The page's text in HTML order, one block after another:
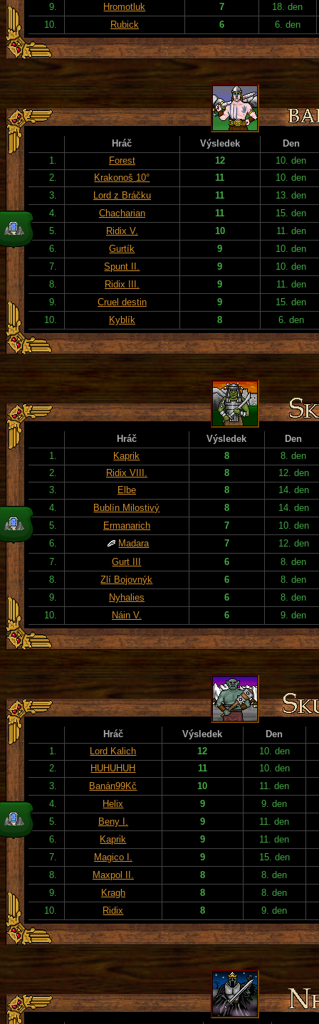
9.
Hromotluk 7
18. den
10.
Rubick 6 6. den
Hráč Výsledek
Den
1.
Forest 12
10. den
2.
Krakonoš 10° 11
10. den
3.
Lord z Bráčku 11
13. den
4.
Chacharian 11
15. den
5.
Ridix V. 10
11. den
6.
Gurtík 9
10. den
7.
Spunt II. 9
10. den
8.
Ridix III. 9
11. den
9.
Cruel destin 9
15. den
10.
Kyblík 8 6. den
Hráč Výsledek
Den
1.
Kaprik 8
8. den
2.
Ridix VIII. 8
12. den
3.
Elbe 8
14. den
4.
Bublín Milostivý 8
14. den
5.
Ermanarich 7
10. den
6.
Madara 7
12. den
7.
Gurt III 6
8. den
8.
Zlí Bojovnýk 6
8. den
9.
Nyhalies 6
8. den
10.
Náin V. 6 9. den
Hráč Výsledek
Den
1.
Lord Kalich 12
10. den
2.
HUHUHUH 11
10. den
3.
Banán99Kč 10
11. den
4.
Helix 9
9. den
5.
Beny I. 9
11. den
6.
Kaprik 9
11. den
7.
Magico I. 9
15. den
8.
Maxpol II. 8
8. den
9.
Kragh 8
8. den
10.
Ridix 8 9. den